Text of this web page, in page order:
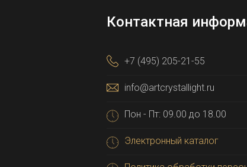
Контактная
+7 (495) 205-21-55
info@artcrystallight.ru
Пон - Пт: 09.00 до 18.00
Электронный каталог